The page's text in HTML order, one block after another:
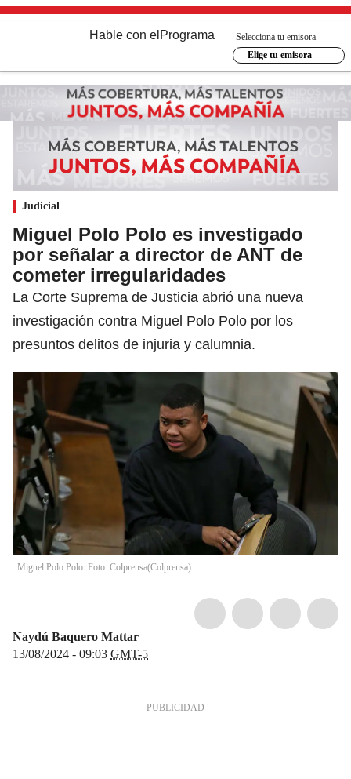
Hable con el Programa
Selecciona tu emisora
Elige tu emisora
Judicial
Miguel Polo Polo es investigado
por señalar a director de ANT de
cometer irregularidades
La Corte Suprema de Justicia abrió una nueva
investigación contra Miguel Polo Polo por los
presuntos delitos de injuria y calumnia.
Miguel Polo Polo. Foto: Colprensa(Colprensa)
Naydú Baquero Mattar
13/08/2024 - 09:03 GMT-5